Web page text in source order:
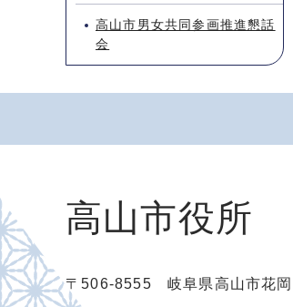
高山市男女共同参画推進懇話
会
高山市役所
〒506-8555 岐阜県高山市花